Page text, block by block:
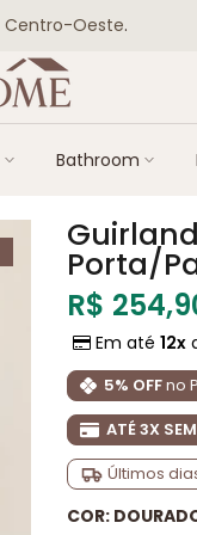
Centro-Oeste.
Bathroom
Porta/
R$
Em até 12x
5% OFFno
ATÉ 3X
Últimos
COR: